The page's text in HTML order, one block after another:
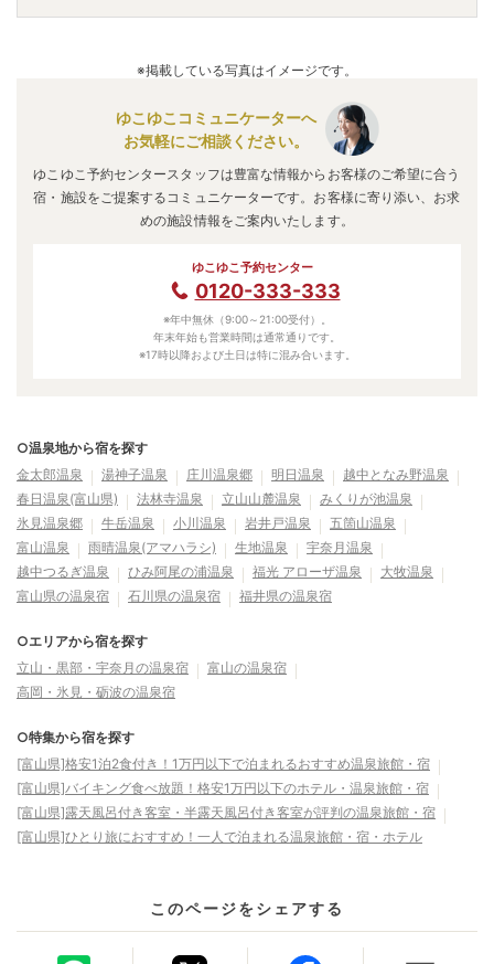
越中となみ野温泉の口コミ情報の詳細はこちら。
車でお越しの方は、砺波駅からタクシーで約15分。
越中となみ野温泉 のアクセス情報の詳細は こちら
※掲載している写真はイメージです。
ゆこゆこコミュニケーターへ
お気軽にご相談ください。
ゆこゆこ予約センタースタッフは豊富な情報からお客様のご希望に合う
宿・施設をご提案するコミュニケーターです。お客様に寄り添い、お求
めの施設情報をご案内いたします。
ゆこゆこ予約センター
0120-333-333
※年中無休（9:00～21:00受付）。
年末年始も営業時間は通常通りです。
※17時以降および土日は特に混み合います。
○温泉地から宿を探す
金太郎温泉
湯神子温泉 庄川温泉郷 明日温泉
越中となみ野温泉
春日温泉(富山県)
法林寺温泉 立山山麓温泉
みくりが池温泉
氷見温泉郷
牛岳温泉 小川温泉 岩井戸温泉
五箇山温泉
富山温泉
雨晴温泉(アマハラシ) 生地温泉
宇奈月温泉
越中つるぎ温泉
ひみ阿尾の浦温泉 福光 アローザ温泉
大牧温泉
富山県の温泉宿
石川県の温泉宿 福井県の温泉宿
○エリアから宿を探す
立山・黒部・宇奈月の温泉宿
富山の温泉宿
高岡・氷見・砺波の温泉宿
○特集から宿を探す
[富山県]格安1泊2食付き！1万円以下で泊まれるおすすめ温泉旅館・宿
[富山県]バイキング食べ放題！格安1万円以下のホテル・温泉旅館・宿
[富山県]露天風呂付き客室・半露天風呂付き客室が評判の温泉旅館・宿
[富山県]ひとり旅におすすめ！一人で泊まれる温泉旅館・宿・ホテル
このページをシェアする